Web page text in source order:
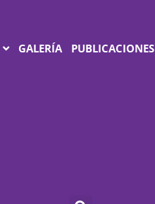
GALERÍA PUBLICACIONES